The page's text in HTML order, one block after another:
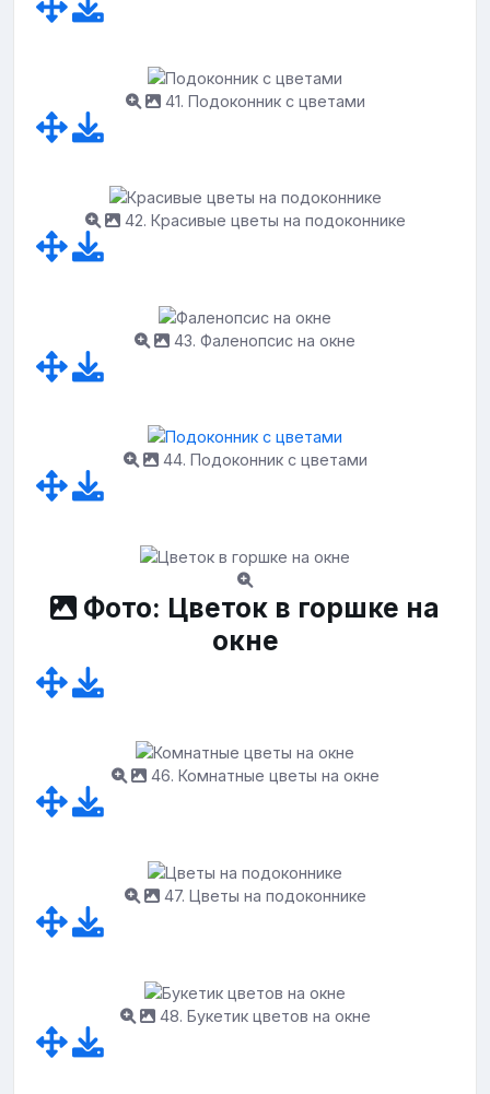
41. Подоконник с цветами
42. Красивые цветы на подоконнике
43. Фаленопсис на окне
44. Подоконник с цветами
Фото: Цветок в горшке на
окне
46. Комнатные цветы на окне
47. Цветы на подоконнике
48. Букетик цветов на окне